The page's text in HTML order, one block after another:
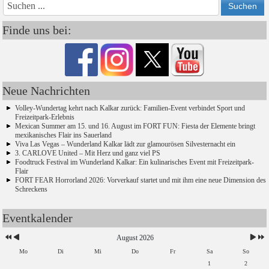
Finde uns bei:
Neue Nachrichten
Volley-Wundertag kehrt nach Kalkar zurück: Familien-Event verbindet Sport und
Freizeitpark-Erlebnis
Mexican Summer am 15. und 16. August im FORT FUN: Fiesta der Elemente bringt
mexikanisches Flair ins Sauerland
Viva Las Vegas – Wunderland Kalkar lädt zur glamourösen Silvesternacht ein
3. CARLOVE United – Mit Herz und ganz viel PS
Foodtruck Festival im Wunderland Kalkar: Ein kulinarisches Event mit Freizeitpark-
Flair
FORT FEAR Horrorland 2026: Vorverkauf startet und mit ihm eine neue Dimension des
Schreckens
Eventkalender
Jahr Monat
Jahr
Monat
August 2026
Mo Di Mi Do Fr Sa
So
1
2